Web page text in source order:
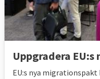
Uppgradera
EU:s nya